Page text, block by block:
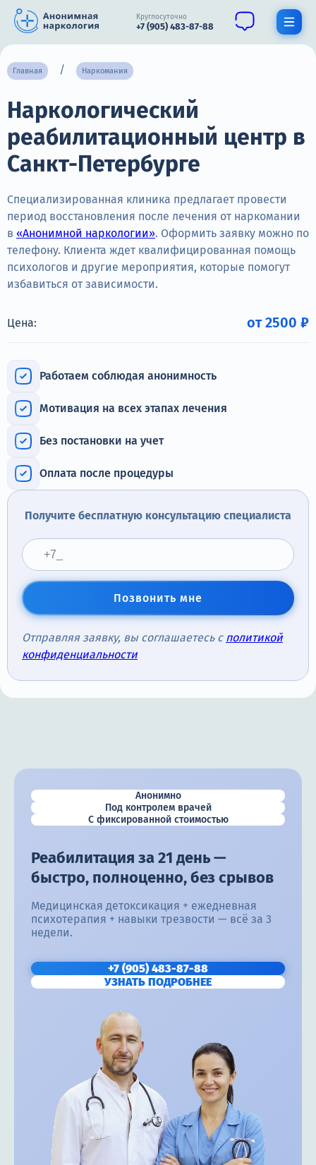
Круглосуточно
+7 (905) 483-87-88
О нас
Наркомания
Алкоголизм
Нарколог
Стационар
Психиатрия
Цены
Терапия
Круглосуточно, анонимно
+7 (905) 483-87-88
Адрес call-центра
Санкт-Петербург, Воронежская улица, 14
Главная Наркомания
Наркологический
реабилитационный центр в
Санкт-Петербурге
Специализированная клиника предлагает провести
период восстановления после лечения от наркомании
в «Анонимной наркологии». Оформить заявку можно по
телефону. Клиента ждет квалифицированная помощь
психологов и другие мероприятия, которые помогут
избавиться от зависимости.
Цена: от 2500 ₽
Работаем соблюдая анонимность
Мотивация на всех этапах лечения
Без постановки на учет
Оплата после процедуры
Получите бесплатную консультацию специалиста
Позвонить мне
Отправляя заявку, вы соглашаетесь с политикой
конфиденциальности
Анонимно
Под контролем врачей
С фиксированной стоимостью
Реабилитация за 21 день —
быстро, полноценно, без срывов
Медицинская детоксикация + ежедневная
психотерапия + навыки трезвости — всё за 3
недели.
+7 (905) 483-87-88
УЗНАТЬ ПОДРОБНЕЕ